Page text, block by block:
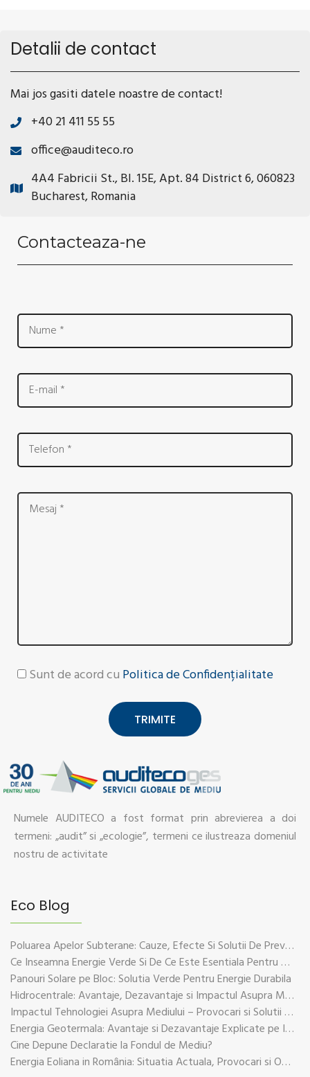
Detalii de contact
Mai jos gasiti datele noastre de contact!
+40 21 411 55 55
office@auditeco.ro
4A4 Fabricii St., Bl. 15E, Apt. 84 District 6, 060823
Bucharest, Romania
Contacteaza-ne
Sunt de acord cu Politica de Confidențialitate
TRIMITE
Numele AUDITECO a fost format prin abrevierea a doi
termeni: „audit” si „ecologie”, termeni ce ilustreaza domeniul
nostru de activitate
Eco Blog
Poluarea Apelor Subterane: Cauze, Efecte Si Solutii De Prevenire
Ce Inseamna Energie Verde Si De Ce Este Esentiala Pentru Viitorul Planetei
Panouri Solare pe Bloc: Solutia Verde Pentru Energie Durabila
Hidrocentrale: Avantaje, Dezavantaje si Impactul Asupra Mediului
Impactul Tehnologiei Asupra Mediului – Provocari si Solutii Sustenabile
Energia Geotermala: Avantaje si Dezavantaje Explicate pe Intelesul Tuturor
Cine Depune Declaratie la Fondul de Mediu?
Energia Eoliana in România: Situatia Actuala, Provocari si Oportunitati